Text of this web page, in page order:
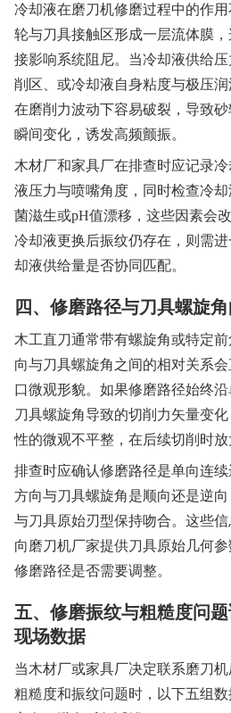
冷却液在磨刀机修磨过程中的作
轮与刀具接触区形成一层流体膜
接影响系统阻尼。当冷却液供给
削区、或冷却液自身粘度与极压
在磨削力波动下容易破裂，导致
瞬间变化，诱发高频颤振。
木材厂和家具厂在排查时应记录
液压力与喷嘴角度，同时检查冷
菌滋生或pH值漂移，这些因素会
冷却液更换后振纹仍存在，则需
却液供给量是否协同匹配。
四、修磨路径与刀具螺旋
木工直刀通常带有螺旋角或特定
向与刀具螺旋角之间的相对关系
口微观形貌。如果修磨路径始终
刀具螺旋角导致的切削力矢量变
性的微观不平整，在后续切削时放
排查时应确认修磨路径是单向连
方向与刀具螺旋角是顺向还是逆
与刀具原始刃型保持吻合。这些
向磨刀机厂家提供刀具原始几何
修磨路径是否需要调整。
五、修磨振纹与粗糙度问
现场数据
当木材厂或家具厂决定联系磨刀
粗糙度和振纹问题时，以下五组